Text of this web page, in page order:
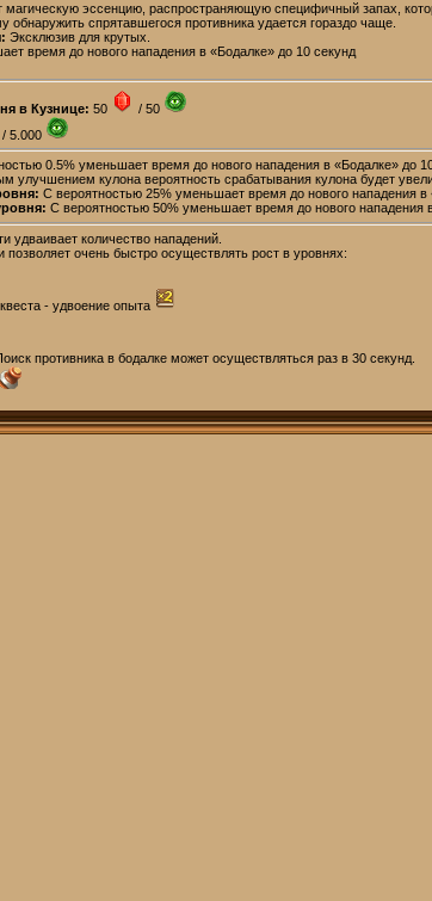
магическую эссенцию, распространяющую специфичный запах,
обнаружить спрятавшегося противника удается гораздо чаще.
Эксклюзив для крутых.
время до нового нападения в «Бодалке» до 10 секунд
в Кузнице: 50
/ 50
/ 5.000
0.5% уменьшает время до нового нападения в «Бодалке» до
улучшением кулона вероятность срабатывания кулона будет
С вероятностью 25% уменьшает время до нового нападения в
С вероятностью 50% уменьшает время до нового нападения
удваивает количество нападений.
очень быстро осуществлять рост в уровнях:
- удвоение опыта
противника в бодалке может осуществляться раз в 30 секунд.